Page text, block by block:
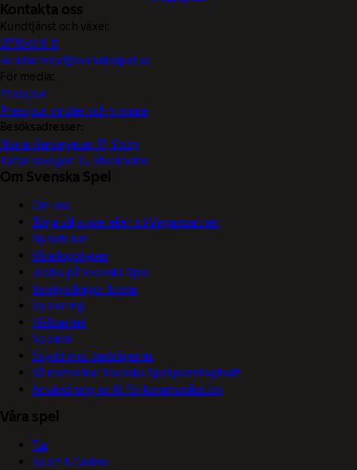
Kontakta oss
Kundtjänst och växel:
0770-11 11 11
kundservice@svenskaspel.se
För media:
Pressjour
Pressjour vinster och vinnare
Besöksadresser:
Norra Hansegatan 17, Visby
Katarinavägen 15, Stockholm
Om Svenska Spel
Om oss
Börja sälja spel eller bli Vegaspartner
Nyhetsrum
Våra logotyper
Jobba på Svenska Spel
Vanliga frågor & svar
Sponsring
Hållbarhet
Spelkoll
Skydd mot bedrägerier
Så motverkar Svenska Spel penningtvätt
Användning av AI för kommunikation
Våra spel
Tur
Sport & Casino